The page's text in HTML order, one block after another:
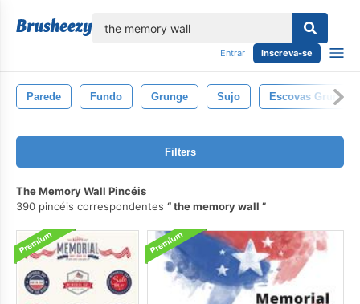
Entrar Inscreva-se
Parede Fundo Grunge Sujo Escovas Grunge
Filters
The Memory Wall Pincéis
390 pincéis correspondentes
the memory wall